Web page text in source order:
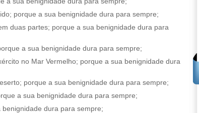
porque a sua benignidade dura para sempre;
duas partes; porque a sua benignidade dura para
a sua benignidade dura para sempre;
no Mar Vermelho; porque a sua benignidade dura
porque a sua benignidade dura para sempre;
a sua benignidade dura para sempre;
dura para sempre;